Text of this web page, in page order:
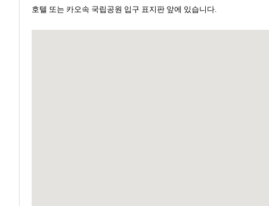
종종 공기 중에 떠도는 향긋한 태국 음식의 냄새는 식욕을 돋웁니
하지만 이곳은 문화와 음식만 있는 것이 아닙니다. 모험심 많은 여
호텔 또는 카오속 국립공원 입구 표지판 앞에 있습니다.